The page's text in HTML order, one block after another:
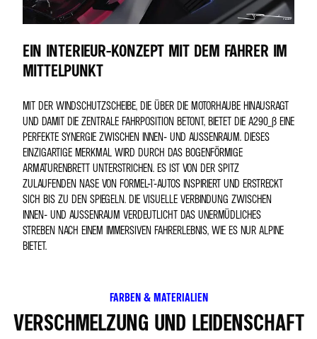
EIN INTERIEUR-KONZEPT MIT DEM FAHRER IM
MITTELPUNKT
MIT DER WINDSCHUTZSCHEIBE, DIE ÜBER DIE MOTORHAUBE HINAUSRAGT
UND DAMIT DIE ZENTRALE FAHRPOSITION BETONT, BIETET DIE A290_Β EINE
PERFEKTE SYNERGIE ZWISCHEN INNEN- UND AUSSENRAUM. DIESES E
INZIGARTIGE MERKMAL WIRD DURCH DAS BOGENFÖRMIGE A
RMATURENBRETT UNTERSTRICHEN. ES IST VON DER SPITZ Z
ULAUFENDEN NASE VON FORMEL-1®-AUTOS INSPIRIERT UND ERSTRECKT S
ICH BIS ZU DEN SPIEGELN. DIE VISUELLE VERBINDUNG ZWISCHEN I
NNEN- UND AUSSENRAUM VERDEUTLICHT DAS UNERMÜDLICHES ST
REBEN NACH EINEM IMMERSIVEN FAHRERLEBNIS, WIE ES NUR ALPINE BI
ETET.
FARBEN & MATERIALIEN
VERSCHMELZUNG UND LEIDENSCHAFT